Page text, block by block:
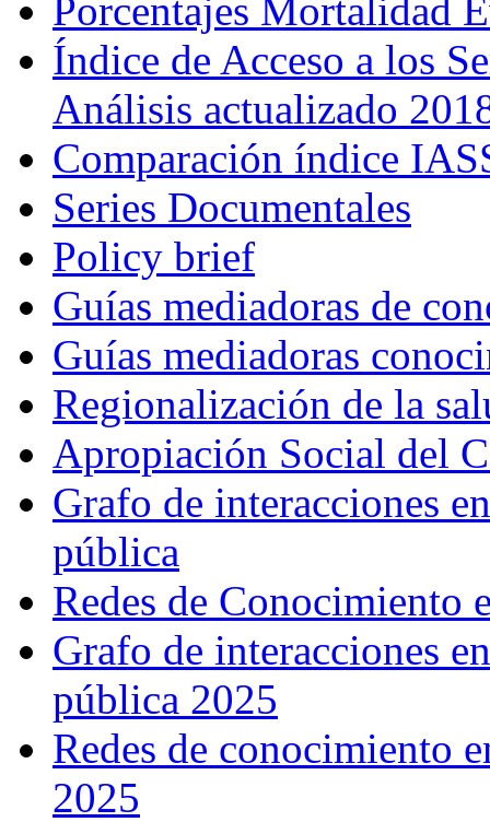
Porcentajes Mortalidad
Índice de Acceso a los
Análisis actualizado
Comparación índice
Series Documentales
Policy brief
Guías mediadoras de
Guías mediadoras
Regionalización de la
Apropiación Social del
Grafo de interacciones
pública
Redes de Conocimiento
Grafo de interacciones
pública 2025
Redes de conocimiento
2025